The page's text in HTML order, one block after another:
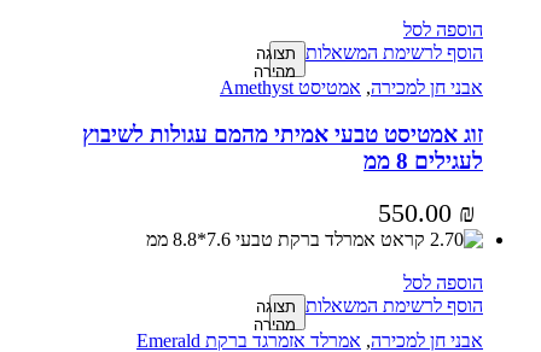
הוספה לסל
הוסף לרשימת המשאלות תצוגה
מהירה
אבני חן למכירה, אמטיסט Amethyst
זוג אמטיסט טבעי אמיתי מהמם עגולות לשיבוץ
לעגילים 8 ממ
550.00 ₪
הוספה לסל
הוסף לרשימת המשאלות תצוגה
מהירה
אבני חן למכירה, אמרלד אזמרגד ברקת Emerald